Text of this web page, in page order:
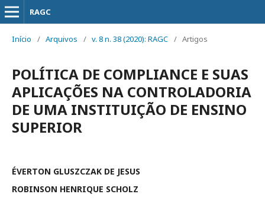
RAGC
Início / Arquivos / v. 8 n. 38 (2020): RAGC / Artigos
POLÍTICA DE COMPLIANCE E SUAS
APLICAÇÕES NA CONTROLADORIA
DE UMA INSTITUIÇÃO DE ENSINO
SUPERIOR
ÉVERTON GLUSZCZAK DE JESUS
ROBINSON HENRIQUE SCHOLZ